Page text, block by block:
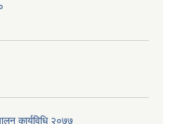
कार्यविधि २०७७